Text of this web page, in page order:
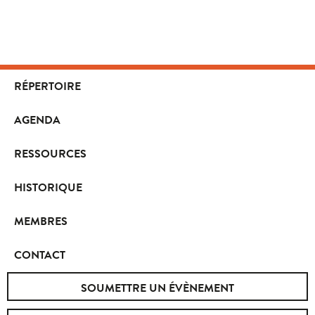
RÉPERTOIRE
AGENDA
RESSOURCES
HISTORIQUE
MEMBRES
CONTACT
SOUMETTRE UN ÉVÈNEMENT